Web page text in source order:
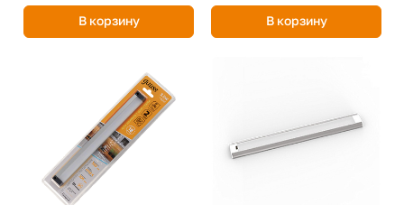
В корзину
В корзину